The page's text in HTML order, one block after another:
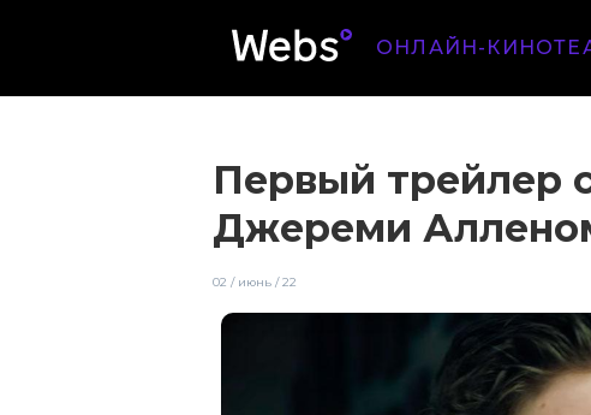
ОНЛАЙН-
Первый трейлер
Джереми
02 / июнь / 22